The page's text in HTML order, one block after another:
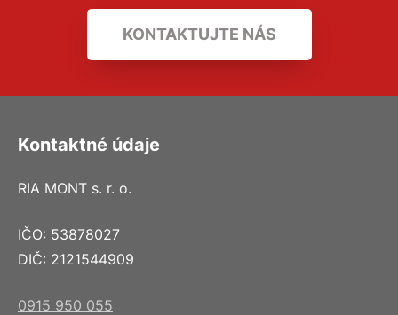
KONTAKTUJTE NÁS
Kontaktné údaje
RIA MONT s. r. o.
IČO: 53878027
DIČ: 2121544909
0915 950 055